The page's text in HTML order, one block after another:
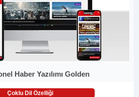
Haber Yazılımı Golden
Çoklu Dil Özelliği